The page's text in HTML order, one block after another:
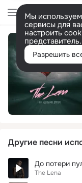
Мы
сервисы для
настроить
представитель.
Разрешить
Другие песни
До потери
The Lena